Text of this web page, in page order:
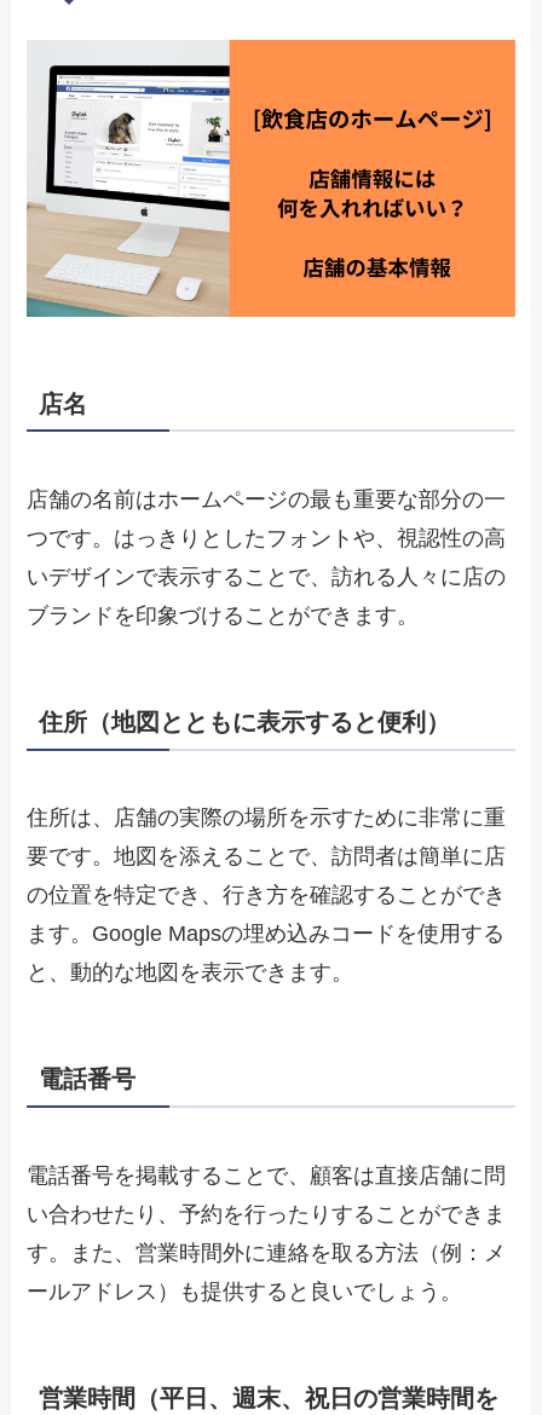
店名
店舗の名前はホームページの最も重要な部分の一
つです。はっきりとしたフォントや、視認性の高
いデザインで表示することで、訪れる人々に店の
ブランドを印象づけることができます。
住所（地図とともに表示すると便利）
住所は、店舗の実際の場所を示すために非常に重
要です。地図を添えることで、訪問者は簡単に店
の位置を特定でき、行き方を確認することができ
ます。Google Mapsの埋め込みコードを使用する
と、動的な地図を表示できます。
電話番号
電話番号を掲載することで、顧客は直接店舗に問
い合わせたり、予約を行ったりすることができま
す。また、営業時間外に連絡を取る方法（例：メ
ールアドレス）も提供すると良いでしょう。
営業時間（平日、週末、祝日の営業時間を